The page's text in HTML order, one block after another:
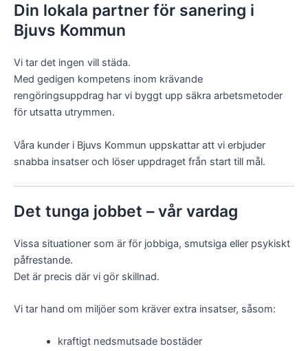
Din lokala partner för sanering i
Bjuvs Kommun
Vi tar det ingen vill städa.
Med gedigen kompetens inom krävande
rengöringsuppdrag har vi byggt upp säkra arbetsmetoder
för utsatta utrymmen.
Våra kunder i Bjuvs Kommun uppskattar att vi erbjuder
snabba insatser och löser uppdraget från start till mål.
Det tunga jobbet – vår vardag
Vissa situationer som är för jobbiga, smutsiga eller psykiskt
påfrestande.
Det är precis där vi gör skillnad.
Vi tar hand om miljöer som kräver extra insatser, såsom:
kraftigt nedsmutsade bostäder